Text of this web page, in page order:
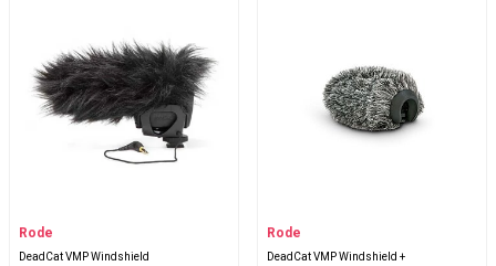
Rode
DeadCat VMP Windshield
Rode
DeadCat VMP Windshield +